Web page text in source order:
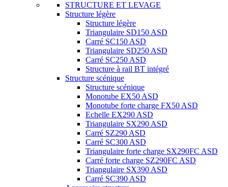
STRUCTURE ET LEVAGE
Structure légère
Structure légère
Triangulaire SD150 ASD
Carré SC150 ASD
Triangulaire SD250 ASD
Carré SC250 ASD
Structure à rail BT intégré
Structure scénique
Structure scénique
Monotube EX50 ASD
Monotube forte charge FX50 ASD
Echelle EX290 ASD
Triangulaire SX290 ASD
Carré SZ290 ASD
Carré SC300 ASD
Triangulaire forte charge SX290FC ASD
Carré forte charge SZ290FC ASD
Triangulaire SX390 ASD
Carré SC390 ASD